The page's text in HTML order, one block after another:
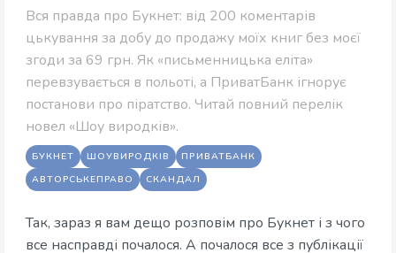
Вся правда про Букнет: від 200 коментарів
цькування за добу до продажу моїх книг без моєї
згоди за 69 грн. Як «письменницька еліта»
перевзувається в польоті, а ПриватБанк ігнорує
постанови про піратство. Читай повний перелік
новел «Шоу виродків».
БУКНЕТ ШОУВИРОДКІВ
ПРИВАТБАНК
АВТОРСЬКЕПРАВО
СКАНДАЛ
Так, зараз я вам дещо розповім про Букнет і з чого
все насправді почалося. А почалося все з публікації